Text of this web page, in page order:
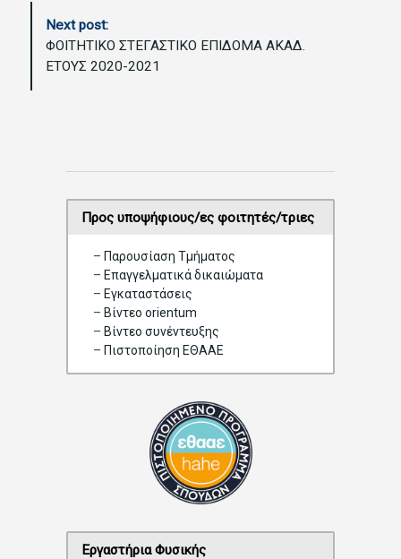
a
Next post:
ΦΟΙΤΗΤΙΚΟ ΣΤΕΓΑΣΤΙΚΟ ΕΠΙΔΟΜΑ ΑΚΑΔ.
ΕΤΟΥΣ 2020-2021
Προς υποψήφιους/ες φοιτητές/τριες
– Παρουσίαση Τμήματος
– Επαγγελματικά δικαιώματα
– Eγκαταστάσεις
– Βίντεο orientum
– Bίντεο συνέντευξης
– Πιστοποίηση ΕΘΑΑΕ
Εργαστήρια Φυσικής